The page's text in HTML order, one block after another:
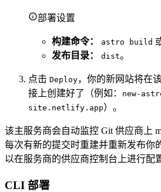
部署设置
构建命令： astro build
发布目录：
dist。
点击 Deploy，你的新网站将在
接上创建好了（例如：
new-
site.netlify.app）。
该主服务商会自动监控 Git 供应商上
每次有新的提交时重建并重新发布你
以在服务商的供应商控制台上进行配
CLI 部署